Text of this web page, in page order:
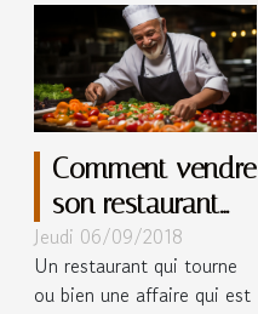
Comment vendre
son restaurant
rapidement ?
Jeudi 06/09/2018
Un restaurant qui tourne
ou bien une affaire qui est